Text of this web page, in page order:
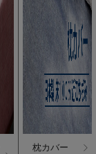
枕カバー